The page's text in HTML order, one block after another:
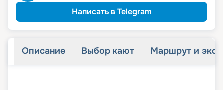
Написать в Telegram
Описание Выбор кают Маршрут и